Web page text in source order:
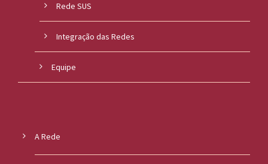
Rede SUS
Integração das Redes
Equipe
A Rede